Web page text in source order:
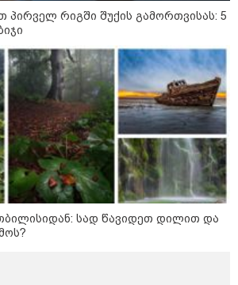
"მამის მიერ ცოტნესთვის
თვითნებურად ცხოვრობს
ადამიანი, რომელიც ზვიადის
ანდერძში ერთი სიტყვითაც კი
არ არის მოხსენიებული" - ანა
ჯაბაური
09:32 / 05-08-2026
"4 დღე უწყლოდ და უპუროდ
გაატარეს, მათ სიცოცხლე
დავუბრუნეთ" - ქართველი
მეზღვაური წერს, რომ 36
მიგრანტი, მათ შორის, ორსული
გოგონა გადაარჩინა
პირველ რიგში შუქის გამორთვისას: 5
სად წავიდეთ დილით და